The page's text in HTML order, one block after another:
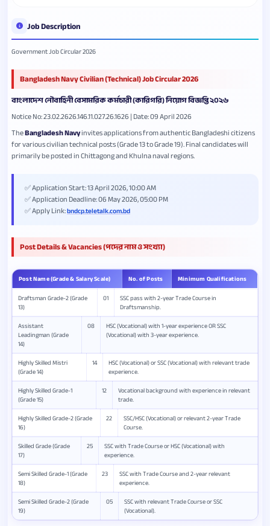
Job Description
Government Job Circular 2026
Bangladesh Navy Civilian (Technical) Job Circular 2026
বাংলাদেশ নৌবাহিনী বেসামরিক কর্মচারী (কারিগরি) নিয়োগ বিজ্ঞপ্তি ২০২৬
Notice No: 23.02.2626.146.11.027.26.1626 | Date: 09 April 2026
TheBangladesh Navyinvites applications from authentic Bangladeshi citizens
for various civilian technical posts (Grade 13 to Grade 19). Final candidates will
primarily be posted in Chittagong and Khulna naval regions.
✅ Application Start: 13 April 2026, 10:00 AM
✅ Application Deadline: 06 May 2026, 05:00 PM
✅ Apply Link:bndcp.teletalk.com.bd
Post Details & Vacancies (পদের নাম ও সংখ্যা)
Post Name (Grade & Salary Scale) No. of Posts
Minimum Qualifications
Draftsman Grade-2 (Grade
13)
01 SSC pass with 2-year Trade Course in
Draftsmanship.
Assistant
Leadingman (Grade
14)
08 HSC (Vocational) with 1-year experience OR SSC
(Vocational) with 3-year experience.
Highly Skilled Mistri
(Grade 14)
14 HSC (Vocational) or SSC (Vocational) with relevant trade
experience.
Highly Skilled Grade-1
(Grade 15)
12 Vocational background with experience in relevant
trade.
Highly Skilled Grade-2 (Grade
16)
22 SSC/HSC (Vocational) or relevant 2-year Trade
Course.
Skilled Grade (Grade
17)
25 SSC with Trade Course or HSC (Vocational) with
experience.
Semi Skilled Grade-1 (Grade
18)
23 SSC with Trade Course and 2-year relevant
experience.
Semi Skilled Grade-2 (Grade
19)
05 SSC with relevant Trade Course or SSC
(Vocational).